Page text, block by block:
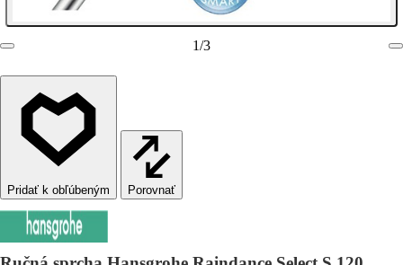
1/3
Porovnať